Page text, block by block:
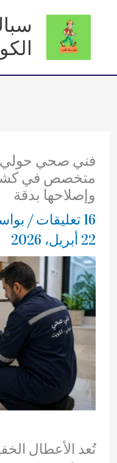
تخطي
المحتوى
متخصص في كشف
وإصلاحها بدقة
16 تعليقات /
22 أبريل، 2026
تُعد الأعطال